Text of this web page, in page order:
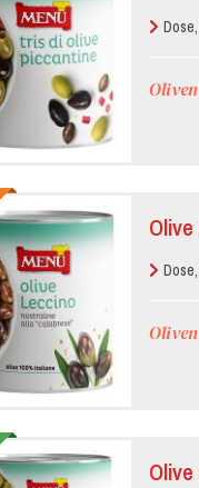
Oliven
Oliven